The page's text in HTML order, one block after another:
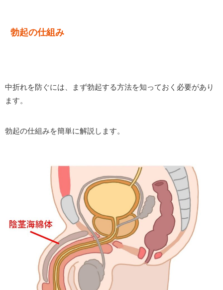
勃起の仕組み
中折れを防ぐには、まず勃起する方法を知っておく必要があり
ます。
勃起の仕組みを簡単に解説します。